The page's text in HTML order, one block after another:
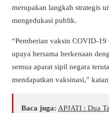
merupakan langkah strategis
mengedukasi publik.
“Pemberian vaksin COVID-
upaya bersama berkenaan
semua aparat sipil negara
mendapatkan vaksinasi,”
Baca juga: APJATI : Dua